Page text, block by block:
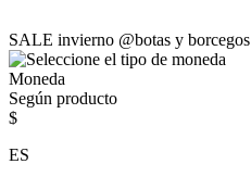
SALE invierno @botas y borcegos
Moneda
Según producto
$
ES